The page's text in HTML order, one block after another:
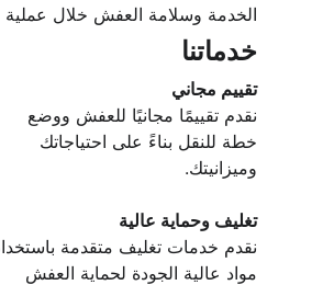
الخدمة وسلامة العفش خلال عملية
خدماتنا
تقييم مجاني
نقدم تقييمًا مجانيًا للعفش ووضع
خطة للنقل بناءً على احتياجاتك
وميزانيتك.
تغليف وحماية عالية
نقدم خدمات تغليف متقدمة
مواد عالية الجودة لحماية العفش